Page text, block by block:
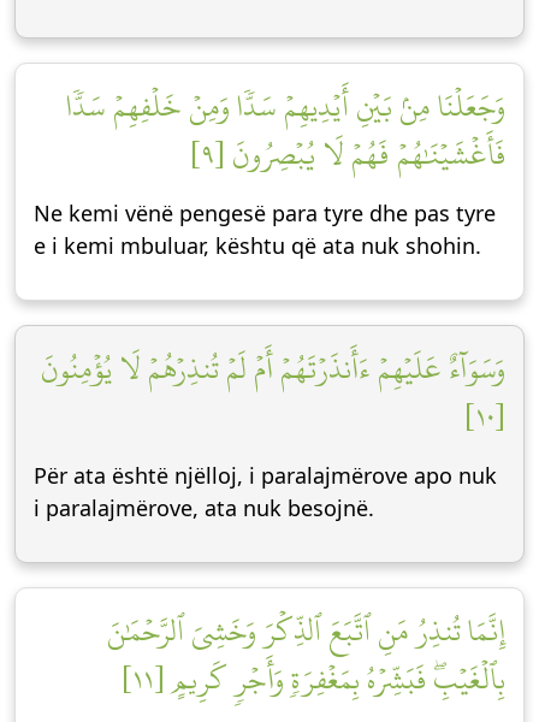
وَجَعَلۡنَا مِنۢ بَيۡنِ أَيۡدِيهِمۡ سَدّٗا وَمِنۡ خَلۡفِهِمۡ سَدّٗا
فَأَغۡشَيۡنَٰهُمۡ فَهُمۡ لَا يُبۡصِرُونَ [٩]
Ne kemi vënë pengesë para tyre dhe pas tyre
e i kemi mbuluar, kështu që ata nuk shohin.
وَسَوَآءٌ عَلَيۡهِمۡ ءَأَنذَرۡتَهُمۡ أَمۡ لَمۡ تُنذِرۡهُمۡ لَا يُؤۡمِنُونَ
[١٠]
Për ata është njëlloj, i paralajmërove apo nuk
i paralajmërove, ata nuk besojnë.
إِنَّمَا تُنذِرُ مَنِ ٱتَّبَعَ ٱلذِّكۡرَ وَخَشِيَ ٱلرَّحۡمَٰنَ
بِٱلۡغَيۡبِۖ فَبَشِّرۡهُ بِمَغۡفِرَةٖ وَأَجۡرٖ كَرِيمٍ [١١]